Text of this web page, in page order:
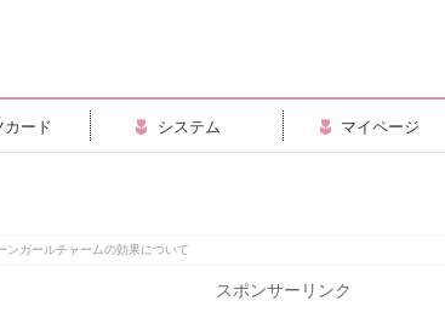
カード システム マイページ
ンガールチャームの効果について
スポンサーリンク